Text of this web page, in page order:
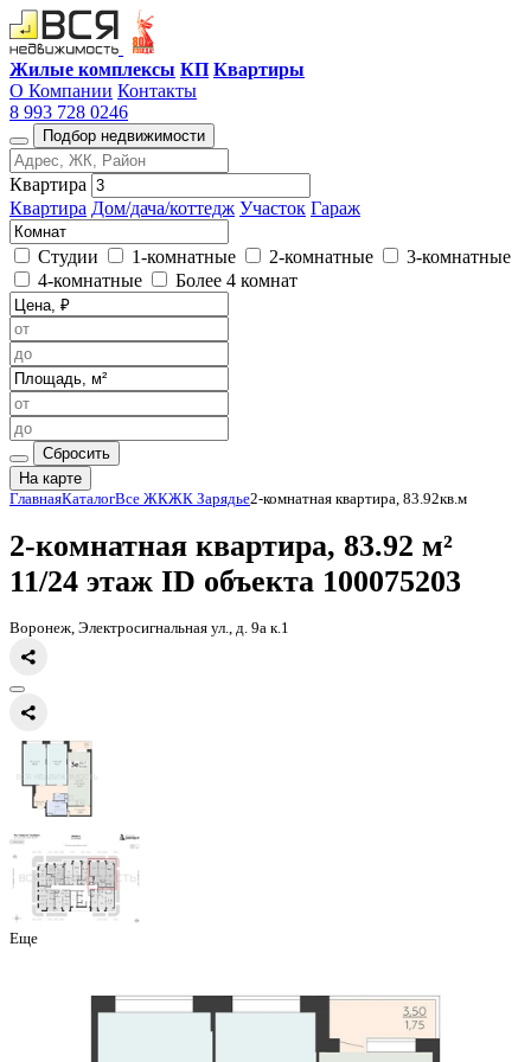
Жилые комплексы КП Квартиры
О Компании Контакты
8 993 728 0246
Подбор недвижимости
Квартира
Квартира Дом/дача/коттедж Участок Гараж
Студии 1-комнатные 2-комнатные
3-комнатные
4-комнатные
Более 4 комнат
Сбросить
На карте
Главная КаталогВсе ЖКЖК Зарядье
2-комнатная квартира, 83.92
11/24 этаж
Воронеж, Электросигнальная ул., д. 9а к.1